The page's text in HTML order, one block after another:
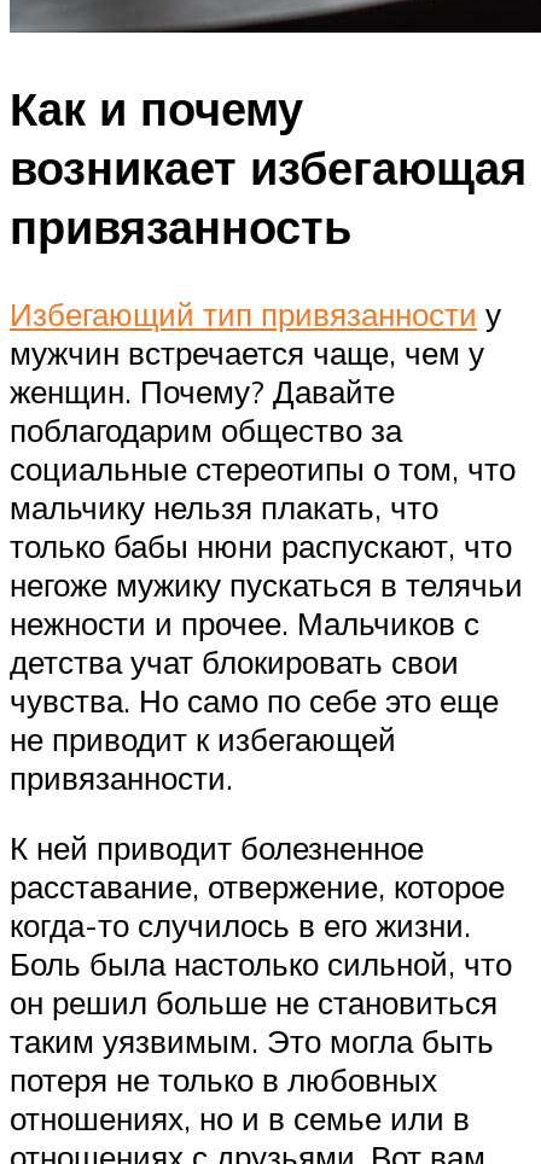
Как и почему
возникает избегающая
привязанность
Избегающий тип привязанности у
мужчин встречается чаще, чем у
женщин. Почему? Давайте
поблагодарим общество за
социальные стереотипы о том, что
мальчику нельзя плакать, что
только бабы нюни распускают, что
негоже мужику пускаться в телячьи
нежности и прочее. Мальчиков с
детства учат блокировать свои
чувства. Но само по себе это еще
не приводит к избегающей
привязанности.
К ней приводит болезненное
расставание, отвержение, которое
когда-то случилось в его жизни.
Боль была настолько сильной, что
он решил больше не становиться
таким уязвимым. Это могла быть
потеря не только в любовных
отношениях, но и в семье или в